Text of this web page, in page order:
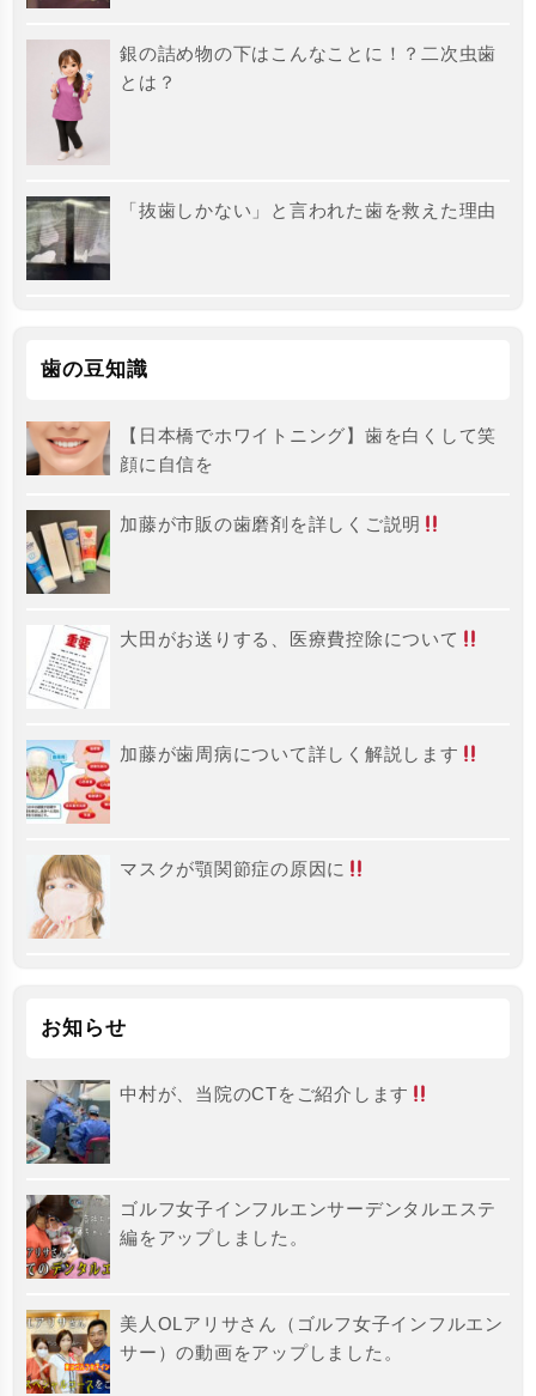
銀の詰め物の下はこんなことに！？二次虫歯
とは？
「抜歯しかない」と言われた歯を救えた理由
歯の豆知識
【日本橋でホワイトニング】歯を白くして笑
顔に自信を
加藤が市販の歯磨剤を詳しくご説明
大田がお送りする、医療費控除について
加藤が歯周病について詳しく解説します
マスクが顎関節症の原因に
お知らせ
中村が、当院のCTをご紹介します
ゴルフ女子インフルエンサーデンタルエステ
編をアップしました。
美人OLアリサさん（ゴルフ女子インフルエン
サー）の動画をアップしました。